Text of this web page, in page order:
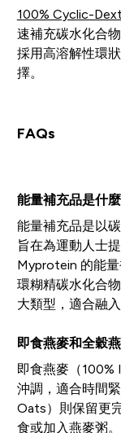
100% Cyclic-
速補充碳水化合
採用高溶解性環
擇。
FAQs
能量補充品是什
能量補充品是以
旨在為運動人士
Myprotein 的能
環糊精碳水化合
大類型，適合融
即食燕麥和全穀
即食燕麥（
沖調，適合時間
Oats）則保留更
食或加入燕麥粥。